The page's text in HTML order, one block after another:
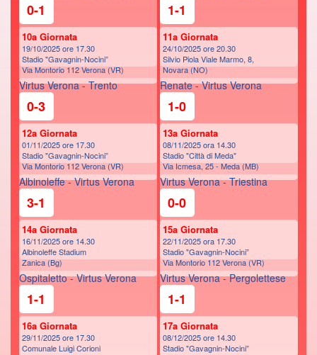
0-1
10a Giornata
19/10/2025 ore 17.30
Stadio "Gavagnin-Nocini”
Via Montorio 112 Verona (VR)
1-1
11a Giornata
24/10/2025 ore 20.30
Silvio Piola Viale Marmo, 8,
Novara (NO)
Virtus Verona - Trento
0-3
12a Giornata
01/11/2025 ore 17.30
Stadio "Gavagnin-Nocini”
Via Montorio 112 Verona (VR)
Renate - Virtus Verona
1-0
13a Giornata
08/11/2025 ora 14.30
Stadio "Città di Meda"
Via Icmesa, 25 - Meda (MB)
Albinoleffe - Virtus Verona
3-1
14a Giornata
16/11/2025 ore 14.30
Albinoleffe Stadium
Zanica (Bg)
Virtus Verona - Triestina
0-0
15a Giornata
22/11/2025 ora 17.30
Stadio "Gavagnin-Nocini”
Via Montorio 112 Verona (VR)
Ospitaletto - Virtus Verona
1-1
16a Giornata
29/11/2025 ore 17.30
Comunale Luigi Corioni
Virtus Verona - Pergolettese
1-1
17a Giornata
08/12/2025 ore 14.30
Stadio "Gavagnin-Nocini”